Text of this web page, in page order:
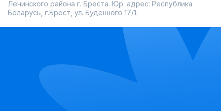
Ленинского района г. Бреста. Юр. адрес: Республика
Беларусь, г.Брест, ул. Буденного 17/1.